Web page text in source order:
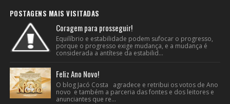
POSTAGENS MAIS VISITADAS
Coragem para prosseguir!
Equilíbrio e estabilidade podem sufocar o progresso,
porque o progresso exige mudança, e a mudança é
considerada a antítese da estabilid...
Feliz Ano Novo!
O blog Jacó Costa agradece e retribui os votos de Ano
novo e também a parceria das fontes e dos leitores e
anunciantes que re...